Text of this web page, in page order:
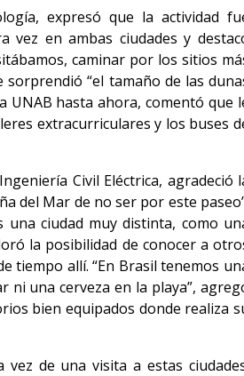
expresó que la actividad
vez en ambas ciudades y
caminar por los sitios
“el tamaño de las
UNAB hasta ahora, comentó que
extracurriculares y los buses
Civil Eléctrica, agradeció
del Mar de no ser por este
ciudad muy distinta, como
la posibilidad de conocer a
tiempo allí. “En Brasil tenemos
ni una cerveza en la playa”,
bien equipados donde realiza
de una visita a estas